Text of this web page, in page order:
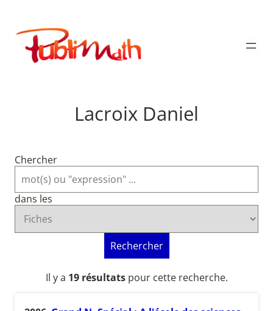
contenu
Publimath
Lacroix Daniel
Chercher
dans les
Rechercher
Il y a 19 résultatspour cette recherche.